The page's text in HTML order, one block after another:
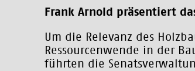
Frank Arnold präsentiert
Um die Relevanz des
Ressourcenwende in der
führten die